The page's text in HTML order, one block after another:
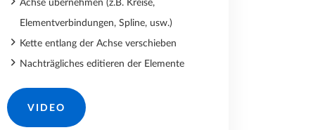
Achse übernehmen (z.B. Kreise,
Elementverbindungen, Spline, usw.)
Kette entlang der Achse verschieben
Nachträgliches editieren der Elemente
VIDEO